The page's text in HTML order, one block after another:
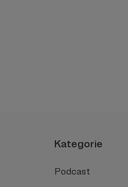
Kategorie
Podcast